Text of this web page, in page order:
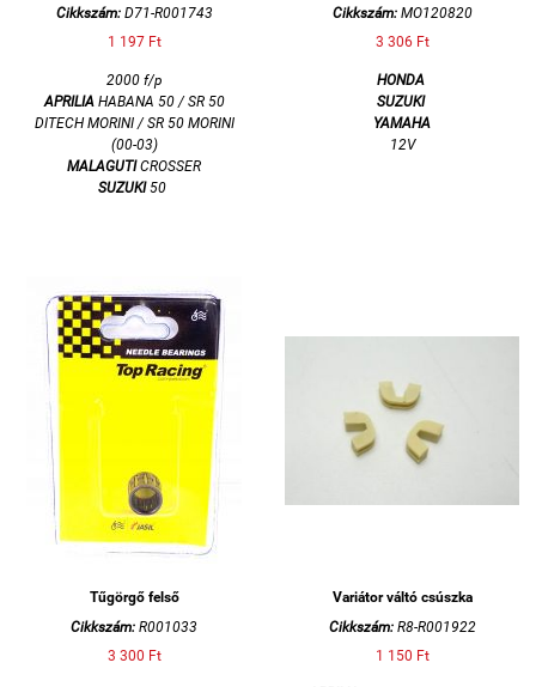
Cikkszám:D71-R001743
1 197 Ft
2000 f/p
APRILIA HABANA 50 / SR 50
DITECH MORINI / SR 50 MORINI
(00-03)
MALAGUTICROSSER
SUZUKI50
Cikkszám:MO120820
3 306 Ft
HONDA
SUZUKI
YAMAHA
12V
Tűgörgő felső
Cikkszám: R001033
3 300 Ft
Variátor váltó csúszka
Cikkszám:R8-R001922
1 150 Ft